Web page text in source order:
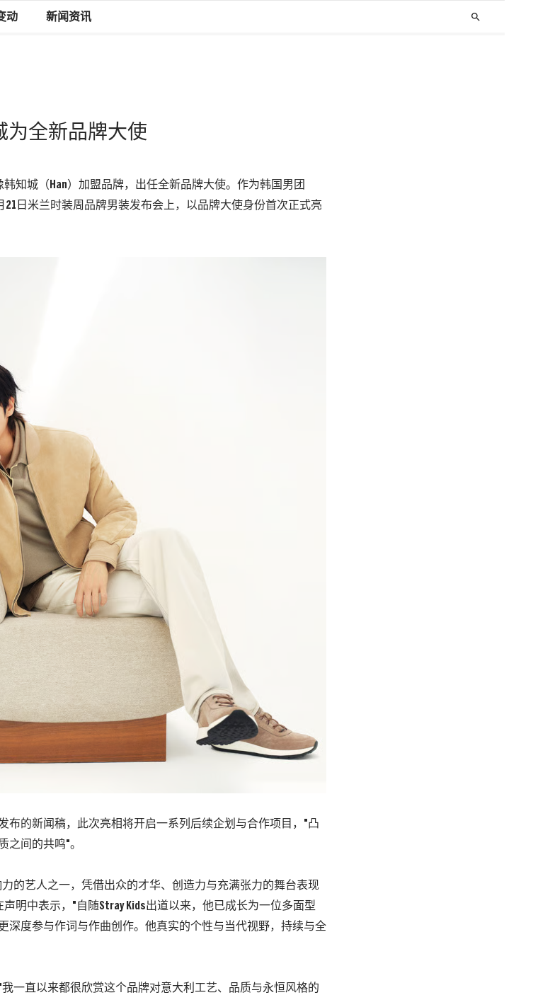
动 新闻资讯 search
为全新品牌大使
韩知城（Han）加盟品牌，出任全新品牌大使。 作为韩国男团
21日米兰时装周品牌男装发布会上，以品牌大使身份首次正式亮
布的新闻稿，此次亮相将开启一系列后续企划与合作项目，"凸
之间的共鸣"。
的艺人之一，凭借出众的才华、创造力与充满张力的舞台表现
明中表示，"自随Stray Kids出道以来，他已成长为一位多面型
深度参与作词与作曲创作。他真实的个性与当代视野，持续与全
一直以来都很欣赏这个品牌对意大利工艺、品质与永恒风格的